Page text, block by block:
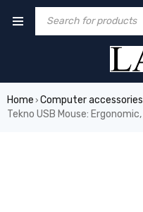
Home › Computer accessories
Tekno USB Mouse: